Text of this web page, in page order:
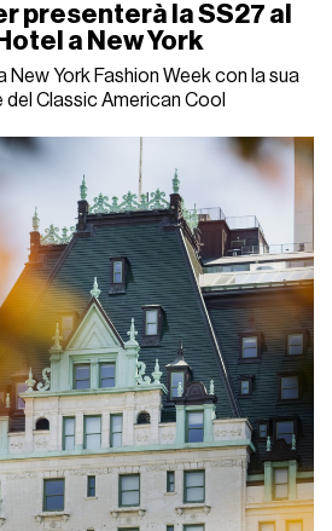
presenterà la SS27 al
a New York
New York Fashion Week con la sua
Classic American Cool